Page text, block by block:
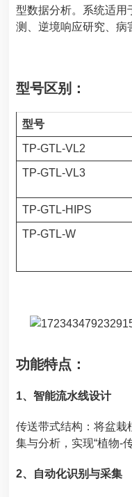
型数据分析。系统适用
测、逆境响应研究、病
型号区别：
型号
TP-GTL-VL2
TP-GTL-VL3
TP-GTL-HIPS
TP-GTL-W
功能特点：
1、智能流水线设计
传送带式结构：将盆栽
集与分析，实现“植物-
2、自动化识别与采集